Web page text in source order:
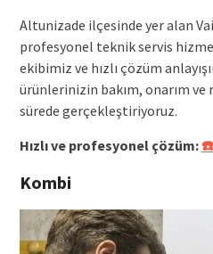
Altunizade ilçesinde yer alan
profesyonel teknik servis
ekibimiz ve hızlı çözüm
ürünlerinizin bakım, onarım
sürede gerçekleştiriyoruz.
Hızlı ve profesyonel çözüm:☎️
Kombi